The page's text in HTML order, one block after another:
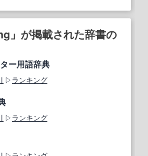
」が掲載された辞書の
ー用語辞典
ランキング
ランキング